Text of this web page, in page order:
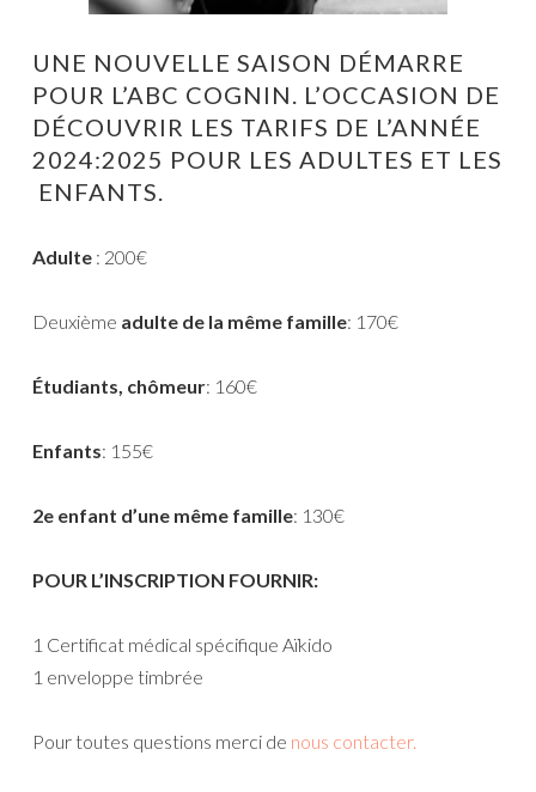
UNE NOUVELLE SAISON DÉMARRE
POUR L’ABC COGNIN. L’OCCASION DE
DÉCOUVRIR LES TARIFS DE L’ANNÉE
2024:2025 POUR LES ADULTES ET LES
ENFANTS.
Adulte : 200€
Deuxième adulte de la même famille: 170€
Étudiants, chômeur: 160€
Enfants: 155€
2e enfant d’une même famille: 130€
POUR L’INSCRIPTION FOURNIR:
1 Certificat médical spécifique Aïkido
1 enveloppe timbrée
Pour toutes questions merci de nous contacter.